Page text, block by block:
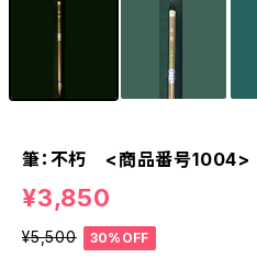
筆：不朽 <商品番号1004>
¥3,850
¥5,500 30%OFF